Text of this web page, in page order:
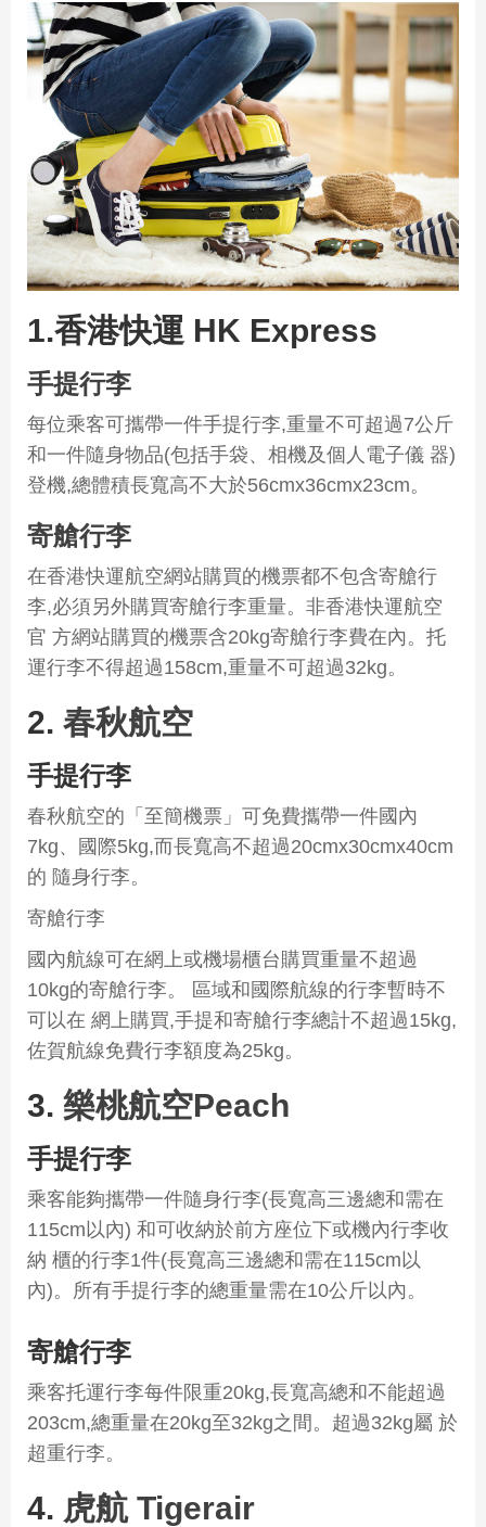
1.香港快運 HK Express
手提行李
每位乘客可攜帶一件手提行李,重量不可超過7公斤
和一件隨身物品(包括手袋、相機及個人電子儀 器)
登機,總體積長寬高不大於56cmx36cmx23cm。
寄艙行李
在香港快運航空網站購買的機票都不包含寄艙行
李,必須另外購買寄艙行李重量。非香港快運航空
官 方網站購買的機票含20kg寄艙行李費在內。托
運行李不得超過158cm,重量不可超過32kg。
2. 春秋航空
手提行李
春秋航空的「至簡機票」可免費攜帶一件國內
7kg、國際5kg,而長寬高不超過20cmx30cmx40cm
的 隨身行李。
寄艙行李
國內航線可在網上或機場櫃台購買重量不超過
10kg的寄艙行李。 區域和國際航線的行李暫時不
可以在 網上購買,手提和寄艙行李總計不超過15kg,
佐賀航線免費行李額度為25kg。
3. 樂桃航空Peach
手提行李
乘客能夠攜帶一件隨身行李(長寬高三邊總和需在
115cm以內) 和可收納於前方座位下或機內行李收
納 櫃的行李1件(長寬高三邊總和需在115cm以
內)。所有手提行李的總重量需在10公斤以內。
寄艙行李
乘客托運行李每件限重20kg,長寬高總和不能超過
203cm,總重量在20kg至32kg之間。超過32kg屬 於
超重行李。
4. 虎航 Tigerair